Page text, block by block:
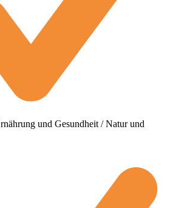
und Gesundheit / Natur und